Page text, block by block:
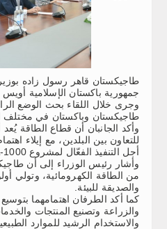
طاجيكستان قاهر رسول زاده
جمهورية باكستان الإسلامية
وجرى خلال اللقاء بحث الوضع
طاجيكستان وباكستان في مختلف
وأكد الجانبان أن قطاع الطاقة يُعد
للتعاون بين البلدين، مع إيلاء
أجل التنفيذ الفعّال لمشروع CASA-1000.
وأشار رئيس الوزراء إلى أن
من الطاقة الكهرومائية، وتولي
والصديقة للبيئة.
كما أكد الطرفان اهتمامهما
والزراعة وتصنيع المنتجات
والاستخدام الرشيد للموارد